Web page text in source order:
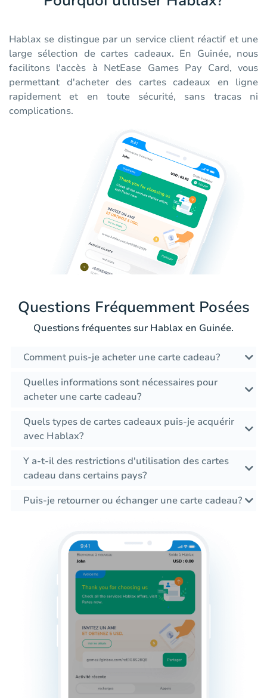
Hablax se distingue par un service client réactif et une
large sélection de cartes cadeaux. En Guinée, nous
facilitons l'accès à NetEase Games Pay Card, vous
permettant d'acheter des cartes cadeaux en ligne
rapidement et en toute sécurité, sans tracas ni
complications.
Questions Fréquemment Posées
Questions fréquentes sur Hablax en Guinée.
Comment puis-je acheter une carte cadeau?
Quelles informations sont nécessaires pour
acheter une carte cadeau?
Quels types de cartes cadeaux puis-je acquérir
avec Hablax?
Y a-t-il des restrictions d'utilisation des cartes
cadeau dans certains pays?
Puis-je retourner ou échanger une carte cadeau?